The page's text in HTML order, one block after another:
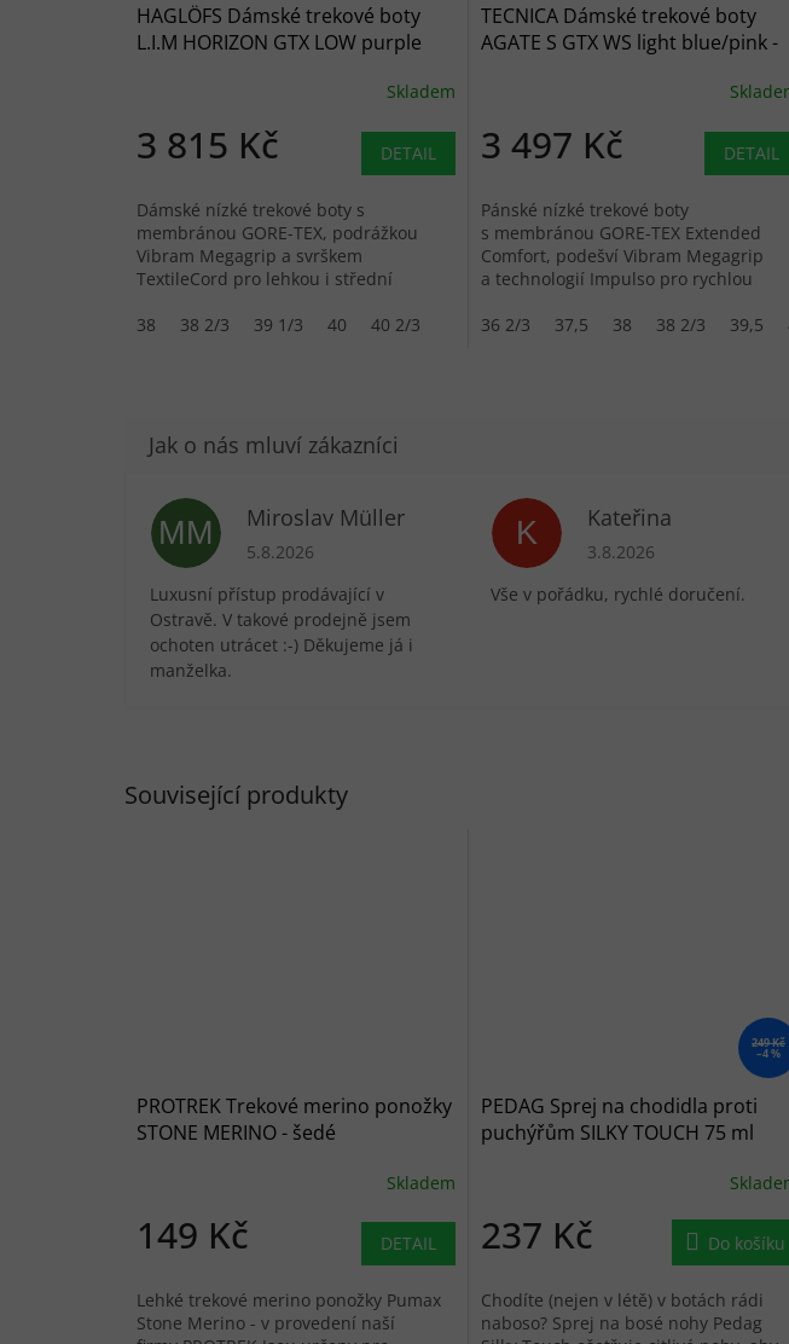
Související produkty
PROTREK Trekové merino ponožky
STONE MERINO - šedé
Skladem
149 Kč DETAIL
Lehké trekové merino ponožky Pumax
Stone Merino - v provedení naší
249 Kč
–4 %
PEDAG Sprej na chodidla proti
puchýřům SILKY TOUCH 75 ml
237 Kč Do košíku
Chodíte (nejen v létě) v botách rádi
naboso? Sprej na bosé nohy Pedag
HAGLÖFS Dámské trekové boty
L.I.M HORIZON GTX LOW purple
Skladem
3 815 Kč DETAIL
Dámské nízké trekové boty s
membránou GORE-TEX, podrážkou
Vibram Megagrip a svrškem
TextileCord pro lehkou i střední
38
38 2/3 39 1/3 40 40 2/3
TECNICA Dámské trekové boty
AGATE S GTX WS light blue/pink -
3 497 Kč DETAIL
Pánské nízké trekové boty
s membránou GORE-TEX Extended
Comfort, podešví Vibram Megagrip
a technologií Impulso pro rychlou
36 2/3
37,5 38 38 2/3 39,5
MM Miroslav Müller
Hodnocení obchodu je 5 z 5 hvězdiček.
5.8.2026
Luxusní přístup prodávající v
Ostravě. V takové prodejně jsem
ochoten utrácet :-) Děkujeme já i
manželka.
K Kateřina
Hodnocení obchodu je 5
3.8.2026
Vše v pořádku, rychlé doručení.